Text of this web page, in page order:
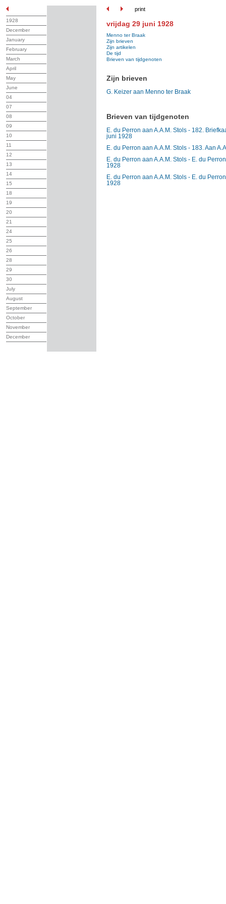
print
1928
December
January
February
March
April
May
June
04
07
08
09
10
11
12
13
14
15
18
19
20
21
24
25
26
28
29
30
July
August
September
October
November
December
vrijdag 29 juni 1928
Menno ter Braak
Zijn brieven
Zijn artikelen
De tijd
Brieven van tijdgenoten
Zijn brieven
G. Keizer aan Menno ter Braak
Brieven van tijdgenoten
E. du Perron aan A.A.M. Stols - 182.
juni 1928
E. du Perron aan A.A.M. Stols - 183. Aan
E. du Perron aan A.A.M. Stols - E. du
1928
E. du Perron aan A.A.M. Stols - E. du
1928